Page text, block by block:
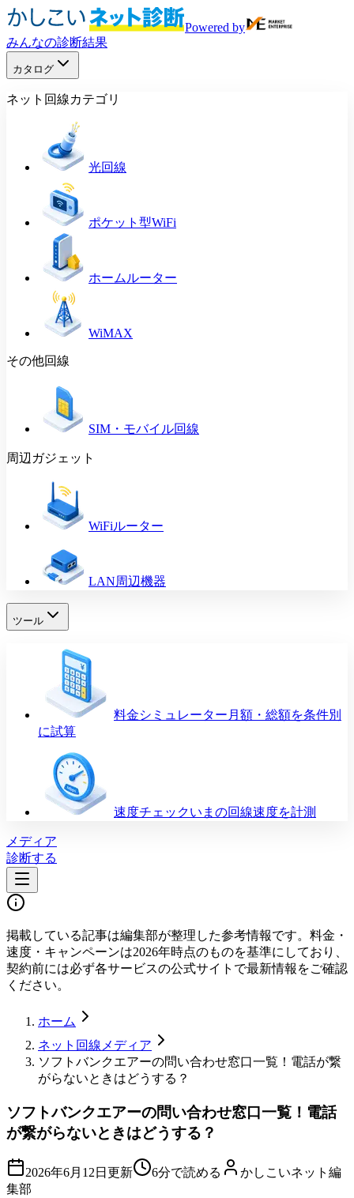
Powered by
みんなの診断結果
カタログ
ネット回線カテゴリ
光回線
ポケット型WiFi
ホームルーター
WiMAX
その他回線
SIM・モバイル回線
周辺ガジェット
WiFiルーター
LAN周辺機器
ツール
料金シミュレーター 月額・総額を条件別
に試算
速度チェックいまの回線速度を計測
メディア
診断する
掲載している記事は編集部が整理した参考情報です。料金・
速度・キャンペーンは2026年時点のものを基準にしており、
契約前には必ず各サービスの公式サイトで最新情報をご確認
ください。
ホーム
ネット回線メディア
ソフトバンクエアーの問い合わせ窓口一覧！電話が繋
がらないときはどうする？
ソフトバンクエアーの問い合わせ窓口一覧！電話
が繋がらないときはどうする？
2026年6月12日 更新 6分で読める
かしこいネット編
集部